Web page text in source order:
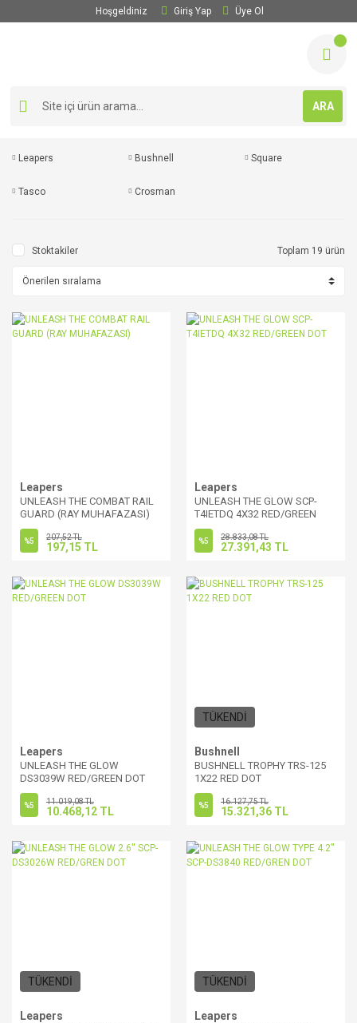
Hoşgeldiniz Giriş Yap Üye Ol
ARA
Leapers Bushnell Square
Tasco Crosman
Stoktakiler Toplam 19 ürün
Leapers
UNLEASH THE COMBAT RAIL
GUARD (RAY MUHAFAZASI)
%5 207,52 TL
197,15 TL
Leapers
UNLEASH THE GLOW SCP-
T4IETDQ 4X32 RED/GREEN
DOT
%5 28.833,08 TL
27.391,43 TL
Leapers
UNLEASH THE GLOW
DS3039W RED/GREEN DOT
%5 11.019,08 TL
10.468,12 TL
TÜKENDİ
Bushnell
BUSHNELL TROPHY TRS-125
1X22 RED DOT
%5 16.127,75 TL
15.321,36 TL
TÜKENDİ
Leapers
TÜKENDİ
Leapers